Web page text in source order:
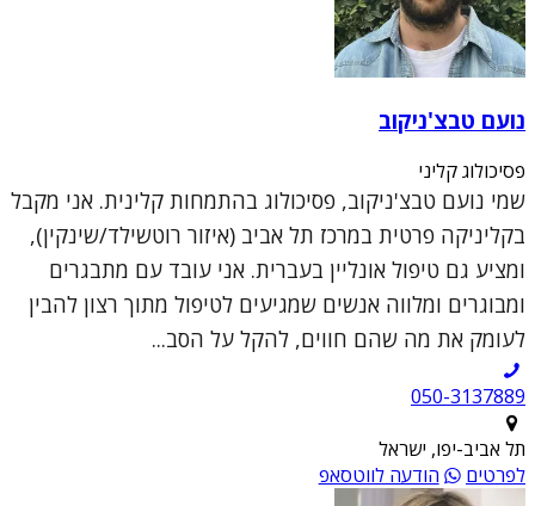
נועם טבצ'ניקוב
פסיכולוג קליני
שמי נועם טבצ'ניקוב, פסיכולוג בהתמחות קלינית. אני מקבל
בקליניקה פרטית במרכז תל אביב (איזור רוטשילד/שינקין),
ומציע גם טיפול אונליין בעברית. אני עובד עם מתבגרים
ומבוגרים ומלווה אנשים שמגיעים לטיפול מתוך רצון להבין
לעומק את מה שהם חווים, להקל על הסב...
050-3137889
תל אביב-יפו, ישראל
לפרטים
הודעה לווטסאפ